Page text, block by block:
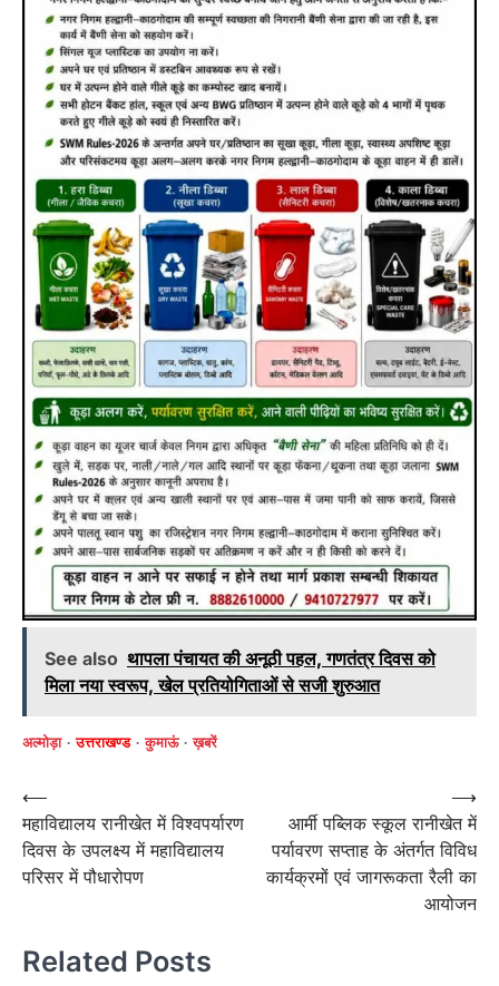
See also थापला पंचायत की अनूठी पहल, गणतंत्र दिवस को
मिला नया स्वरूप, खेल प्रतियोगिताओं से सजी शुरुआत
अल्मोड़ा उत्तराखण्ड कुमाऊं ख़बरें
Post
navigation
⟵
महाविद्यालय रानीखेत में विश्वपर्यारण
दिवस के उपलक्ष्य में महाविद्यालय
परिसर में पौधारोपण
आर्मी पब्लिक स्कूल रानीखेत में
पर्यावरण सप्ताह के अंतर्गत विविध
कार्यक्रमों एवं जागरूकता रैली का
आयोजन
⟶
Related Posts